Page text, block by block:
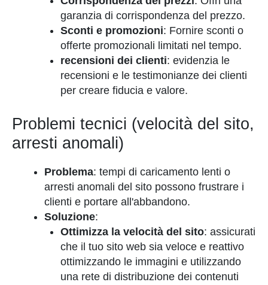
garanzia di corrispondenza del prezzo.
Sconti e promozioni: Fornire sconti o
offerte promozionali limitati nel tempo.
recensioni dei clienti: evidenzia le
recensioni e le testimonianze dei clienti
per creare fiducia e valore.
Problemi tecnici (velocità del sito,
arresti anomali)
Problema: tempi di caricamento lenti o
arresti anomali del sito possono frustrare i
clienti e portare all'abbandono.
Soluzione:
Ottimizza la velocità del sito: assicurati
che il tuo sito web sia veloce e reattivo
ottimizzando le immagini e utilizzando
una rete di distribuzione dei contenuti